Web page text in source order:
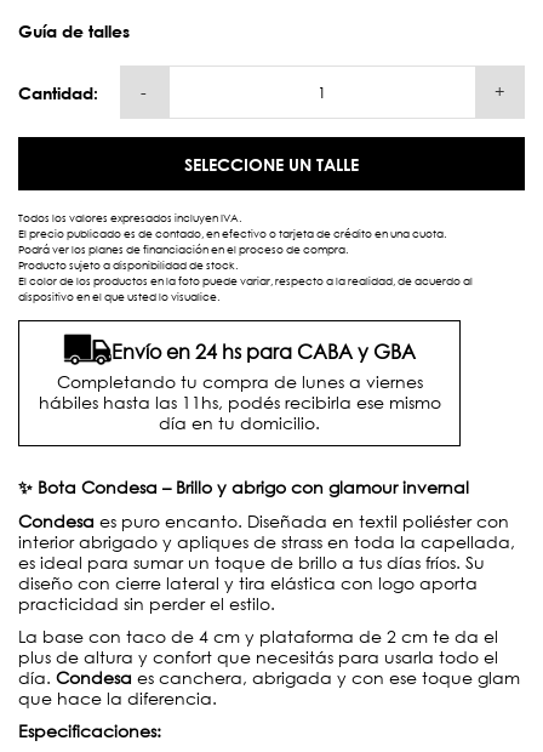
Guía de talles
Cantidad: - +
SELECCIONE UN TALLE
Todos los valores expresados incluyen IVA.
El precio publicado es de contado, en efectivo o tarjeta de crédito en una cuota.
Podrá ver los planes de financiación en el proceso de compra.
Producto sujeto a disponibilidad de stock.
El color de los productos en la foto puede variar, respecto a la realidad, de acuerdo al
dispositivo en el que usted lo visualice.
Envío en 24 hs para CABA y GBA
Completando tu compra de lunes a viernes
hábiles hasta las 11hs, podés recibirla ese mismo
día en tu domicilio.
✨ Bota Condesa – Brillo y abrigo con glamour invernal
Condesa es puro encanto. Diseñada en textil poliéster con
interior abrigado y apliques de strass en toda la capellada,
es ideal para sumar un toque de brillo a tus días fríos. Su
diseño con cierre lateral y tira elástica con logo aporta
practicidad sin perder el estilo.
La base con taco de 4 cm y plataforma de 2 cm te da el
plus de altura y confort que necesitás para usarla todo el
día. Condesa es canchera, abrigada y con ese toque glam
que hace la diferencia.
Especificaciones: